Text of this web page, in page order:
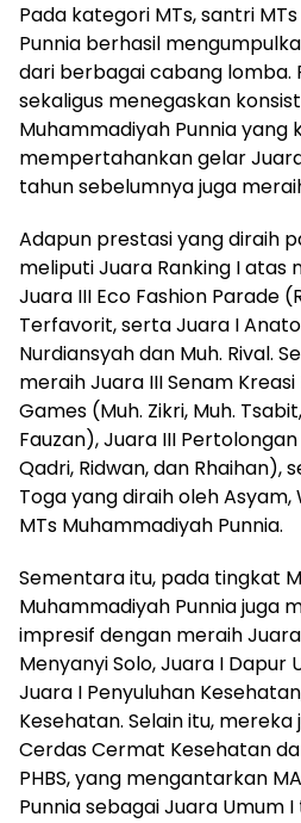
Pada kategori MTs, santri
Punnia berhasil
dari berbagai cabang lomba.
sekaligus menegaskan
Muhammadiyah Punnia yang
mempertahankan gelar
tahun sebelumnya juga
Adapun prestasi yang diraih
meliputi Juara Ranking I atas
Juara III Eco Fashion Parade
Terfavorit, serta Juara I
Nurdiansyah dan Muh. Rival.
meraih Juara III Senam Kreasi
Games (Muh. Zikri, Muh.
Fauzan), Juara III
Qadri, Ridwan, dan Rhaihan),
Toga yang diraih oleh Asyam,
MTs Muhammadiyah Punnia.
Sementara itu, pada tingkat
Muhammadiyah Punnia juga
impresif dengan meraih
Menyanyi Solo, Juara I Dapur
Juara I Penyuluhan
Kesehatan. Selain itu,
Cerdas Cermat Kesehatan
PHBS, yang mengantarkan
Punnia sebagai Juara Umum